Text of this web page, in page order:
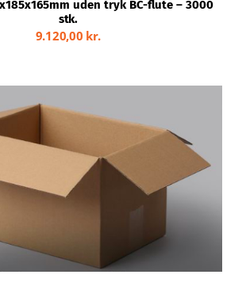
uden tryk BC-flute – 3000
stk.
9.120,00 kr.
TILFØJ TIL KURV